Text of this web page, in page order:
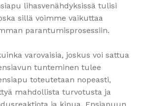
lihasvenähdyksissä tulisi
sillä voimme vaikuttaa
parantumisprosessiin.
varovaisia, joskus voi sattua
tunteminen tulee
toteutetaan nopeasti,
mahdollista turvotusta ja
ja kipua. Ensiapuun